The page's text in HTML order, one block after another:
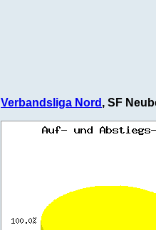
Verbandsliga Nord , SF